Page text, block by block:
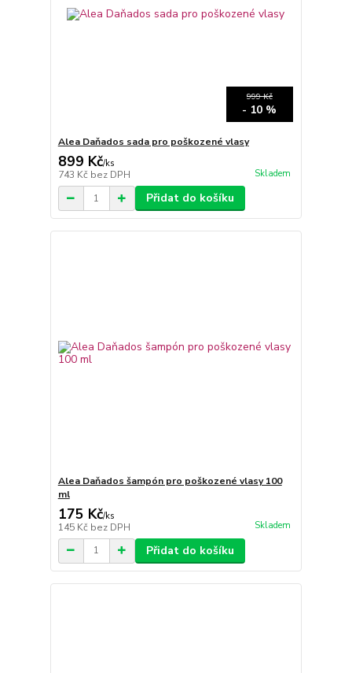
999 Kč
- 10 %
Alea Daňados sada pro poškozené vlasy
899 Kč/ks
743 Kč bez DPH Skladem
Přidat do košíku
Alea Daňados šampón pro poškozené vlasy 100
ml
175 Kč/ks
145 Kč bez DPH Skladem
Přidat do košíku